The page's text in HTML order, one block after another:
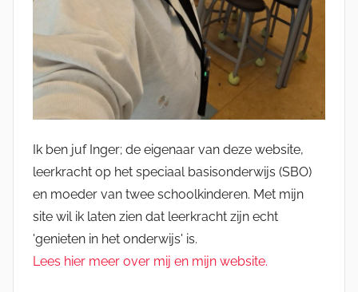
Ik ben juf Inger; de eigenaar van deze website,
leerkracht op het speciaal basisonderwijs (SBO)
en moeder van twee schoolkinderen. Met mijn
site wil ik laten zien dat leerkracht zijn echt
'genieten in het onderwijs' is.
Lees hier meer over mij en mijn website.